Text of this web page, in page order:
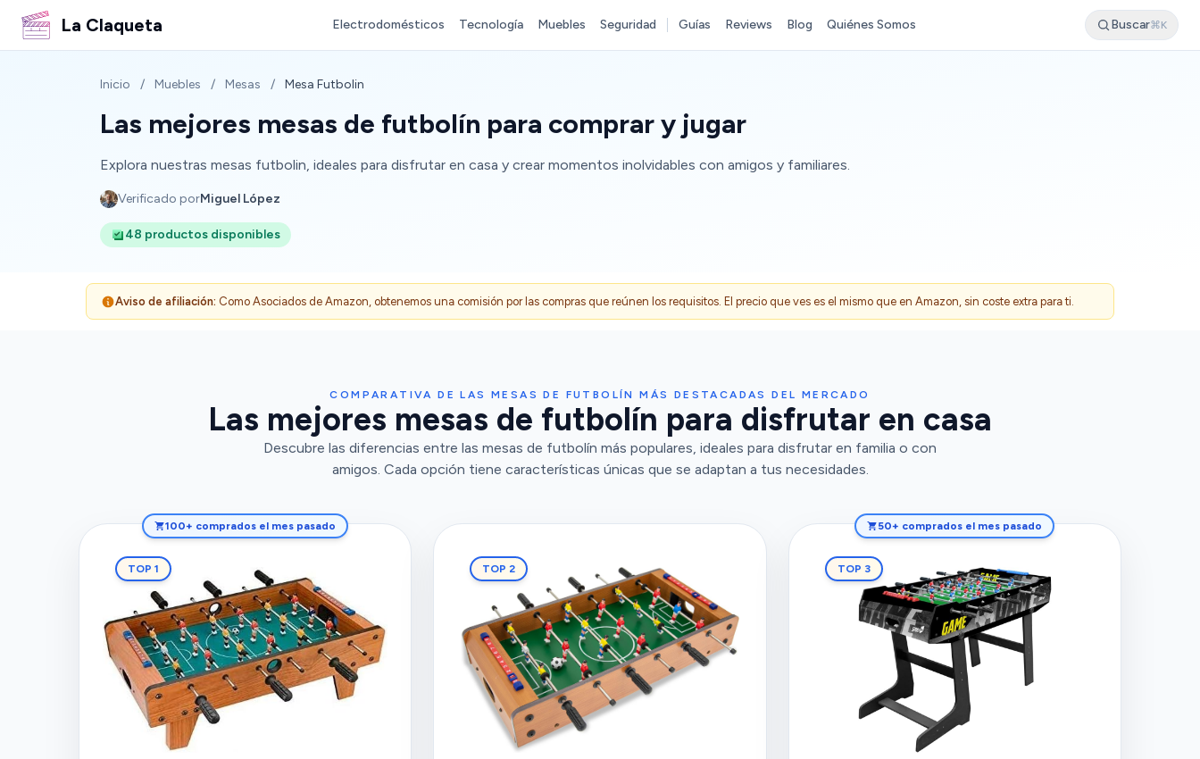
La Claqueta Electrodomésticos Tecnología Muebles Seguridad Guías Reviews Blog Quiénes Somos Buscar⌘K
Inicio / Muebles / Mesas / Mesa Futbolin
Las mejores mesas de futbolín para comprar y jugar
Explora nuestras mesas futbolin, ideales para disfrutar en casa y crear momentos inolvidables con amigos y familiares.
Verificado porMiguel López
48 productos disponibles
Aviso de afiliación: Como Asociados de Amazon, obtenemos una comisión por las compras que reúnen los requisitos. El precio que ves es el mismo que en Amazon, sin coste extra para ti.
COMPARATIVA DE LAS MESAS DE FUTBOLÍN MÁS DESTACADAS DEL MERCADO
Las mejores mesas de futbolín para disfrutar en casa
Descubre las diferencias entre las mesas de futbolín más populares, ideales para disfrutar en familia o con
amigos. Cada opción tiene características únicas que se adaptan a tus necesidades.
100+ comprados el mes pasado
TOP 1 TOP 2
50+ comprados el mes pasado
TOP 3